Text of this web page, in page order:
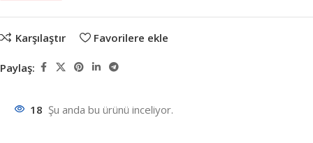
Karşılaştır Favorilere ekle
Paylaş:
18 Şu anda bu ürünü inceliyor.